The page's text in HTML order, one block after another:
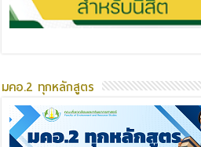
มคอ.2 ทุกหลักสูตร